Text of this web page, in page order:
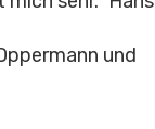
und